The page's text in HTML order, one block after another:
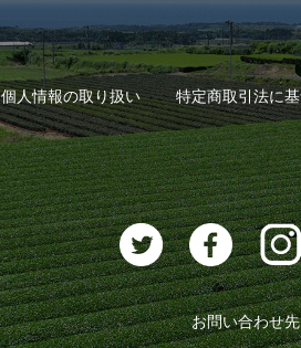
個人情報の取り扱い 特定商取引法に
お問い合わせ先